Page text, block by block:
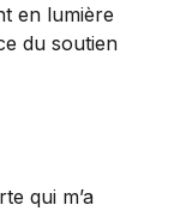
en lumière
du soutien
qui m’a